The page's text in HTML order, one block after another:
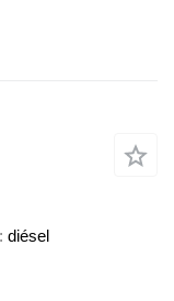
diésel